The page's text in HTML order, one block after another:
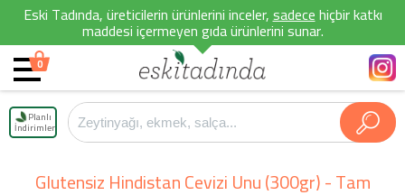
Eski Tadında, üreticilerin ürünlerini inceler,sadecehiçbir katkı
maddesi içermeyen gıda ürünlerini sunar.
0
Planlı
İndirimler
Glutensiz Hindistan Cevizi Unu (300gr) - Tam